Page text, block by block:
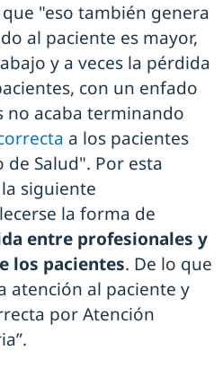
que "eso también genera
al paciente es mayor,
y a veces la pérdida
con un enfado
no acaba terminando
a los pacientes
Salud". Por esta
siguiente
la forma de
entre profesionales y
los pacientes. De lo que
atención al paciente y
por Atención